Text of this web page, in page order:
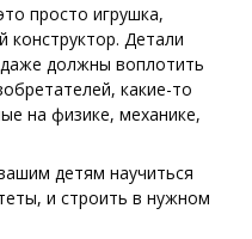
просто игрушка,
Детали
должны воплотить
какие-то
на физике, механике,
детям научиться
и строить в нужном